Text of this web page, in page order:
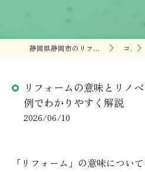
静岡県静岡市のリフォームなら株式会社四ツ葉ホーム コラム
リフォームの意味とリノ
例でわかりやすく解説
2026/06/10
「リフォーム」の意味につい